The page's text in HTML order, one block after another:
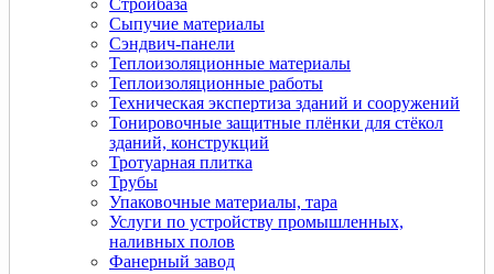
Стройбаза
Сыпучие материалы
Сэндвич-панели
Теплоизоляционные материалы
Теплоизоляционные работы
Техническая экспертиза зданий и сооружений
Тонировочные защитные плёнки для стёкол
зданий, конструкций
Тротуарная плитка
Трубы
Упаковочные материалы, тара
Услуги по устройству промышленных,
наливных полов
Фанерный завод